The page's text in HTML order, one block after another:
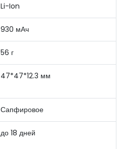
Li-Ion
930 мАч
56 г
47*47*12.3 мм
Сапфировое
до 18 дней